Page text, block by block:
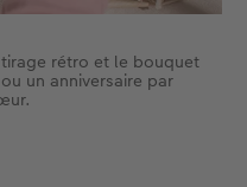
rétro et le bouquet
un anniversaire par